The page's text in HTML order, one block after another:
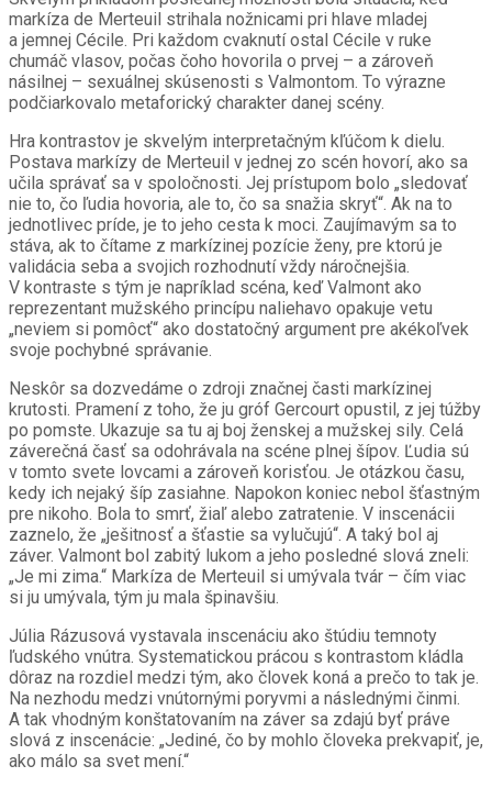
markíza de Merteuil strihala nožnicami pri hlave mladej
a jemnej Cécile. Pri každom cvaknutí ostal Cécile v ruke
chumáč vlasov, počas čoho hovorila o prvej – a zároveň
násilnej – sexuálnej skúsenosti s Valmontom. To výrazne
podčiarkovalo metaforický charakter danej scény.
Hra kontrastov je skvelým interpretačným kľúčom k dielu.
Postava markízy de Merteuil v jednej zo scén hovorí, ako sa
učila správať sa v spoločnosti. Jej prístupom bolo „sledovať
nie to, čo ľudia hovoria, ale to, čo sa snažia skryť“. Ak na to
jednotlivec príde, je to jeho cesta k moci. Zaujímavým sa to
stáva, ak to čítame z markízinej pozície ženy, pre ktorú je
validácia seba a svojich rozhodnutí vždy náročnejšia.
V kontraste s tým je napríklad scéna, keď Valmont ako
reprezentant mužského princípu naliehavo opakuje vetu
„neviem si pomôcť“ ako dostatočný argument pre akékoľvek
svoje pochybné správanie.
Neskôr sa dozvedáme o zdroji značnej časti markízinej
krutosti. Pramení z toho, že ju gróf Gercourt opustil, z jej túžby
po pomste. Ukazuje sa tu aj boj ženskej a mužskej sily. Celá
záverečná časť sa odohrávala na scéne plnej šípov. Ľudia sú
v tomto svete lovcami a zároveň korisťou. Je otázkou času,
kedy ich nejaký šíp zasiahne. Napokon koniec nebol šťastným
pre nikoho. Bola to smrť, žiaľ alebo zatratenie. V inscenácii
zaznelo, že „ješitnosť a šťastie sa vylučujú“. A taký bol aj
záver. Valmont bol zabitý lukom a jeho posledné slová zneli:
„Je mi zima.“ Markíza de Merteuil si umývala tvár – čím viac
si ju umývala, tým ju mala špinavšiu.
Júlia Rázusová vystavala inscenáciu ako štúdiu temnoty
ľudského vnútra. Systematickou prácou s kontrastom kládla
dôraz na rozdiel medzi tým, ako človek koná a prečo to tak je.
Na nezhodu medzi vnútornými poryvmi a následnými činmi.
A tak vhodným konštatovaním na záver sa zdajú byť práve
slová z inscenácie: „Jediné, čo by mohlo človeka prekvapiť, je,
ako málo sa svet mení.“